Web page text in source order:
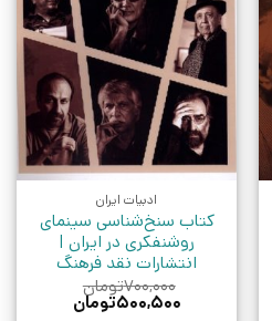
ادبیات ایران
کتاب سنخ‌شناسی سینمای
روشنفکری در ایران |
انتشارات نقد فرهنگ
۷۰۰,۰۰۰تومان
قیمت
۵۰۰,۵۰۰تومان